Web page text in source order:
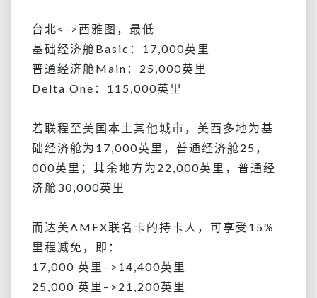
台北<->西雅图，最低
基础经济舱Basic：17,000英里
普通经济舱Main：25,000英里
Delta One：115,000英里
若联程至美国本土其他城市，美西多地为基
础经济舱为17,000英里，普通经济舱25，
000英里；其余地方为22,000英里，普通经
济舱30,000英里
而达美AMEX联名卡的持卡人，可享受15%
里程减免，即：
17,000 英里 –>14,400英里
25,000 英里 –>21,200英里